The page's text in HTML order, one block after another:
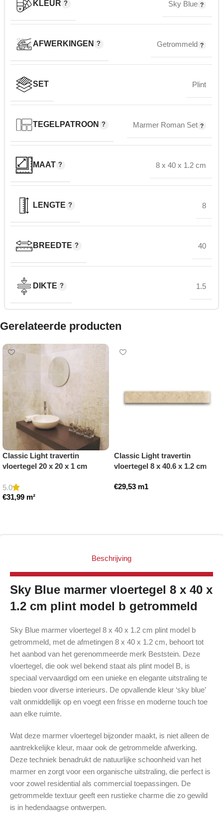
KLEUR Sky Blue
AFWERKINGEN Getrommeld
SET Plint
TEGELPATROON Marmer Roman Set
MAAT 8 x 40 x 1.2 cm
LENGTE 8
BREEDTE 40
DIKTE 1.5
Gerelateerde producten
Classic Light travertin
vloertegel 20 x 20 x 1 cm
5.0
€31,99 m²
Classic Light travertin
vloertegel 8 x 40.6 x 1.2 cm
€29,53 m1
Beschrijving
Sky Blue marmer vloertegel 8 x 40 x
1.2 cm plint model b getrommeld
Sky Blue marmer vloertegel 8 x 40 x 1.2 cm plint model b
getrommeld, met de afmetingen 8 x 40 x 1.2 cm, behoort tot
het aanbod van het gerenommeerde merk Beststein. Deze
vloertegel, die ook wel bekend staat als plint model B, is
speciaal vervaardigd om een unieke en elegante uitstraling te
bieden voor diverse interieurs. De opvallende kleur ‘sky blue’
valt onmiddellijk op en voegt een frisse en moderne touch toe
aan elke ruimte.
Wat deze marmer vloertegel bijzonder maakt, is niet alleen de
aantrekkelijke kleur, maar ook de getrommelde afwerking.
Deze techniek benadrukt de natuurlijke schoonheid van het
marmer en zorgt voor een organische uitstraling, die perfect is
voor zowel residential als commercial toepassingen. De
getrommelde textuur geeft een rustieke charme die zo gewild
is in hedendaagse ontwerpen.